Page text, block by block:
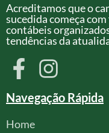
Acreditamos que o
sucedida começa
contábeis
tendências da
Navegação Rápida
Home